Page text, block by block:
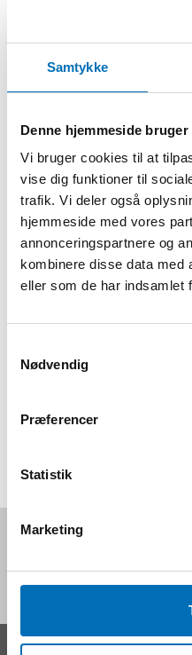
Samtykke
Denne hjemmeside
Vi bruger cookies til at
vise dig funktioner til
trafik. Vi deler også
hjemmeside med vores
annonceringspartnere og
kombinere disse data med
eller som de har indsamlet
Nødvendig
Præferencer
Statistik
Marketing
Health and welfare
young adults with
Centre)
Webinar 18 February 2020
(Nordic Welfare Centre)